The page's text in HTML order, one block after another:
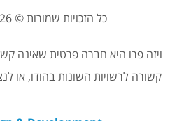
כל הזכויות שמורות © 2026 VisaPro
ויזה פרו היא חברה פרטית שאינה
קשורה לרשויות השונות בהודו, או